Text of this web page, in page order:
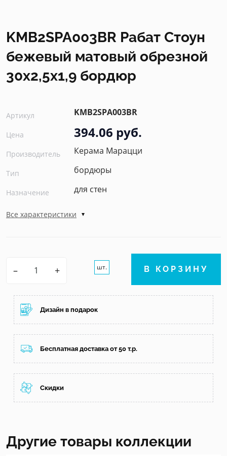
KMB2SPA003BR Рабат Стоун
бежевый матовый обрезной
30x2,5x1,9 бордюр
Артикул KMB2SPA003BR
Цена 394.06 руб.
Производитель Керама Марацци
Тип бордюры
Назначение для стен
Все характеристики
– + шт. В КОРЗИНУ
Дизайн в подарок
Бесплатная доставка от 50 т.р.
Скидки
Другие товары коллекции